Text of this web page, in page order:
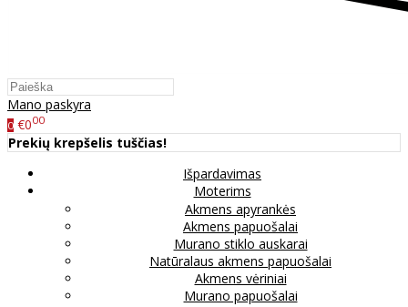
Mano paskyra
0 €000
Prekių krepšelis tuščias!
Išpardavimas
Moterims
Akmens apyrankės
Akmens papuošalai
Murano stiklo auskarai
Natūralaus akmens papuošalai
Akmens vėriniai
Murano papuošalai